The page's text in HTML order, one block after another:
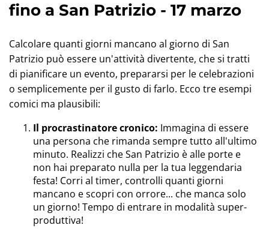
fino a San Patrizio - 17 marzo
Calcolare quanti giorni mancano al giorno di San
Patrizio può essere un'attività divertente, che si tratti
di pianificare un evento, prepararsi per le celebrazioni
o semplicemente per il gusto di farlo. Ecco tre esempi
comici ma plausibili:
Il procrastinatore cronico: Immagina di essere
una persona che rimanda sempre tutto all'ultimo
minuto. Realizzi che San Patrizio è alle porte e
non hai preparato nulla per la tua leggendaria
festa! Corri al timer, controlli quanti giorni
mancano e scopri con orrore... che manca solo
un giorno! Tempo di entrare in modalità super-
produttiva!